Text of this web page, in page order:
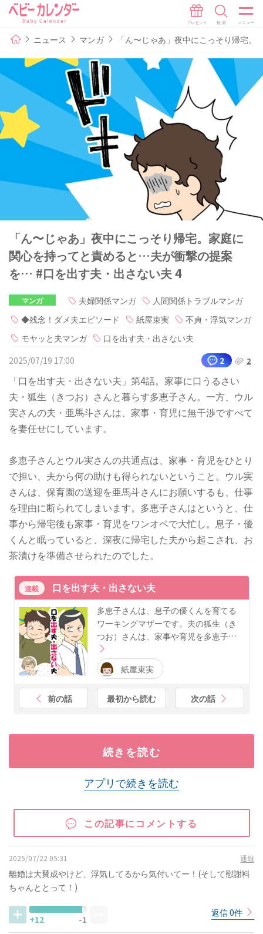
ニュース マンガ 「ん〜じゃあ」夜中にこっそり帰宅
「ん〜じゃあ」夜中にこっそり帰宅。家庭に
関心を持ってと責めると…夫が衝撃の提案
を… #口を出す夫・出さない夫 4
マンガ 夫婦関係マンガ
人間関係トラブルマンガ
◆残念！ダメ夫エピソード
紙屋束実
不貞・浮気マンガ
モヤッと夫マンガ
口を出す夫・出さない夫
2025/07/19 17:00
2 2
「口を出す夫・出さない夫」第4話。家事に口うるさい
夫・狐生（きつお）さんと暮らす多恵子さん。一方、ウル
実さんの夫・亜馬斗さんは、家事・育児に無干渉ですべて
を妻任せにしています。
多恵子さんとウル実さんの共通点は、家事・育児をひとり
で担い、夫から何の助けも得られないということ。ウル実
さんは、保育園の送迎を亜馬斗さんにお願いするも、仕事
を理由に断られてしまいます。多恵子さんはというと、仕
事から帰宅後も家事・育児をワンオペで大忙し。息子・優
くんと眠っていると、深夜に帰宅した夫から起こされ、お
茶漬けを準備させられたのでした。
連載 口を出す夫・出さない夫
多恵子さんは、息子の優くんを育てる
ワーキングマザーです。夫の狐生（き
つお）さんは、家事や育児を多恵子…
紙屋束実
前の話 最初から読む 次の話
続きを読む
アプリで続きを読む
この記事にコメントする
2025/07/22 05:31 通報
離婚は大賛成やけど、浮気してるから気付いてー！(そして慰謝料
ちゃんととって！)
+12 -1
返信 0件